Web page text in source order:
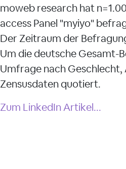
moweb research hat
access Panel "myiyo"
Der Zeitraum der
Um die deutsche Gesamt-
Umfrage nach Geschlecht,
Zensusdaten quotiert.
Zum LinkedIn Artikel...